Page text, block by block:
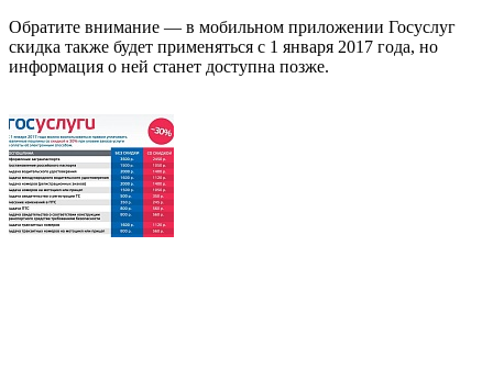
Обратите внимание — в мобильном приложении Госуслуг
скидка также будет применяться с 1 января 2017 года, но
информация о ней станет доступна позже.